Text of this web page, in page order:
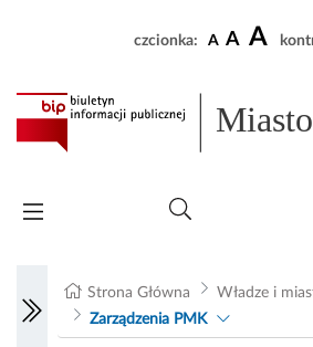
czcionka: A A A
Strona Główna Władze i
Zarządzenia PMK